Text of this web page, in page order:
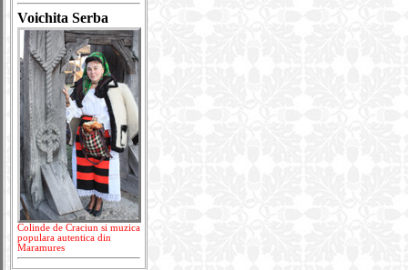
Voichita Serba
Colinde de Craciun si muzica
populara autentica din
Maramures